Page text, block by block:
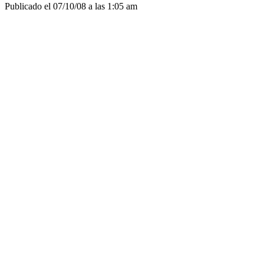
Publicado el 07/10/08 a las 1:05 am